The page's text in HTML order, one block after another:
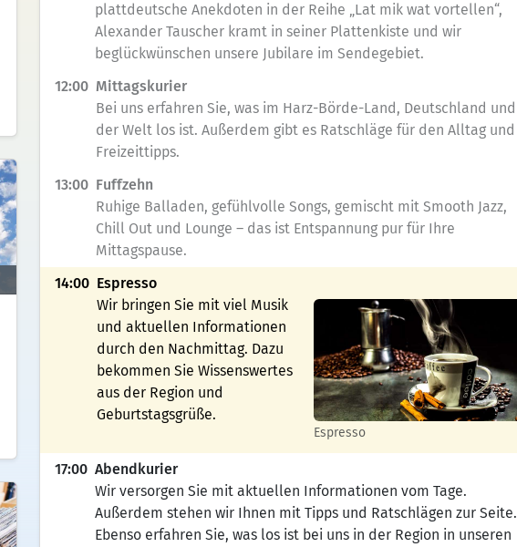
plattdeutsche Anekdoten in der Reihe „Lat mik wat vortellen“,
Alexander Tauscher kramt in seiner Plattenkiste und wir
beglückwünschen unsere Jubilare im Sendegebiet.
12:00 Mittagskurier
Bei uns erfahren Sie, was im Harz-Börde-Land, Deutschland und
der Welt los ist. Außerdem gibt es Ratschläge für den Alltag und
Freizeittipps.
13:00 Fuffzehn
Ruhige Balladen, gefühlvolle Songs, gemischt mit Smooth Jazz,
Chill Out und Lounge – das ist Entspannung pur für Ihre
Mittagspause.
14:00 Espresso
Espresso
Wir bringen Sie mit viel Musik
und aktuellen Informationen
durch den Nachmittag. Dazu
bekommen Sie Wissenswertes
aus der Region und
Geburtstagsgrüße.
17:00 Abendkurier
Wir versorgen Sie mit aktuellen Informationen vom Tage.
Außerdem stehen wir Ihnen mit Tipps und Ratschlägen zur Seite.
Ebenso erfahren Sie, was los ist bei uns in der Region in unseren